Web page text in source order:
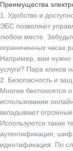
Преимущества
1. Удобство и
ЭБС позволяют
любом месте.
ограниченных часах
Например, вам нужно
услуги? Пара кликов
2. Безопасность и
Многие беспокоятся
использовании
вкладывают огромные
Используются такие
аутентификация,
идентификация. По